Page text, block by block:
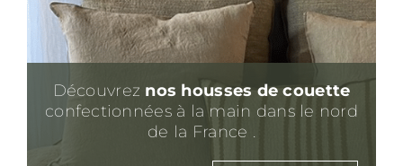
Découvrez nos housses de couette
confectionnées à la main dans le nord
de la France .